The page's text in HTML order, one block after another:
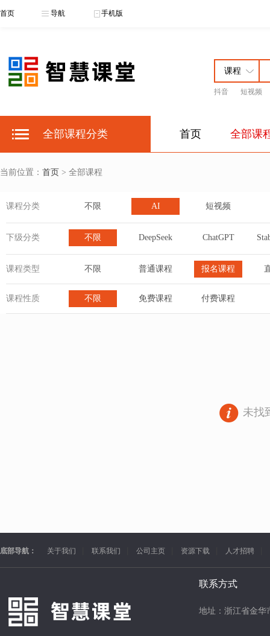
首页 导航 手机版
抖音 短视频
全部课程分类 首页 全部课
当前位置： 首页 > 全部课程
课程分类 不限 AI 短视频
下级分类 不限 DeepSeek ChatGPT
课程类型 不限 普通课程 报名课程
课程性质 不限 免费课程 付费课程
未找
底部导航： 关于我们 联系我们 公司主页 资源下载 人才招聘
联系方式
地址：浙江省金华